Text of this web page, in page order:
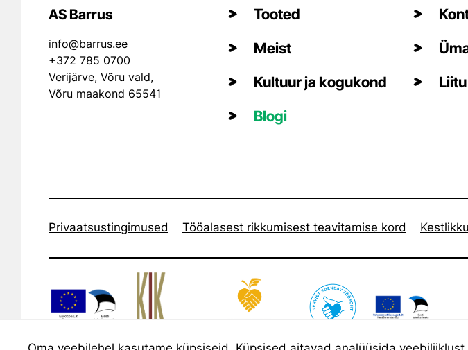
AS Barrus
info@barrus.ee
+372 785 0700
Verijärve, Võru vald,
Võru maakond 65541
Tooted
Meist
Kultuur ja kogukond
Blogi
Privaatsustingimused Tööalasest rikkumisest teavitamise kord